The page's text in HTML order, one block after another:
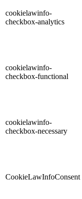
cookielawinfo-
checkbox-analytics
cookielawinfo-
checkbox-functional
cookielawinfo-
checkbox-necessary
CookieLawInfoConsent